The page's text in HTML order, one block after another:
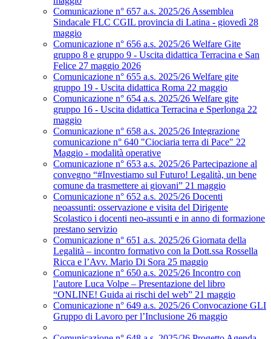
Comunicazione n° 657 a.s. 2025/26 Assemblea
Sindacale FLC CGIL provincia di Latina - giovedì 28
maggio
Comunicazione n° 656 a.s. 2025/26 Welfare Gite
gruppo 8 e gruppo 9 - Uscita didattica Terracina e San
Felice 27 maggio 2026
Comunicazione n° 655 a.s. 2025/26 Welfare gite
gruppo 19 - Uscita didattica Roma 22 maggio
Comunicazione n° 654 a.s. 2025/26 Welfare gite
gruppo 16 - Uscita didattica Terracina e Sperlonga 22
maggio
Comunicazione n° 658 a.s. 2025/26 Integrazione
comunicazione n° 640 "Ciociaria terra di Pace" 22
Maggio - modalità operative
Comunicazione n° 653 a.s. 2025/26 Partecipazione al
convegno “#Investiamo sul Futuro! Legalità, un bene
comune da trasmettere ai giovani” 21 maggio
Comunicazione n° 652 a.s. 2025/26 Docenti
neoassunti: osservazione e visita del Dirigente
Scolastico i docenti neo-assunti e in anno di formazione
prestano servizio
Comunicazione n° 651 a.s. 2025/26 Giornata della
Legalità – incontro formativo con la Dott.ssa Rossella
Ricca e l’Avv. Mario Di Sora 25 maggio
Comunicazione n° 650 a.s. 2025/26 Incontro con
l’autore Luca Volpe – Presentazione del libro
“ONLINE! Guida ai rischi del web” 21 maggio
Comunicazione n° 649 a.s. 2025/26 Convocazione GLI
Gruppo di Lavoro per l’Inclusione 26 maggio